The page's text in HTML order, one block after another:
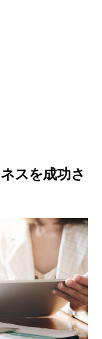
スを成功さ